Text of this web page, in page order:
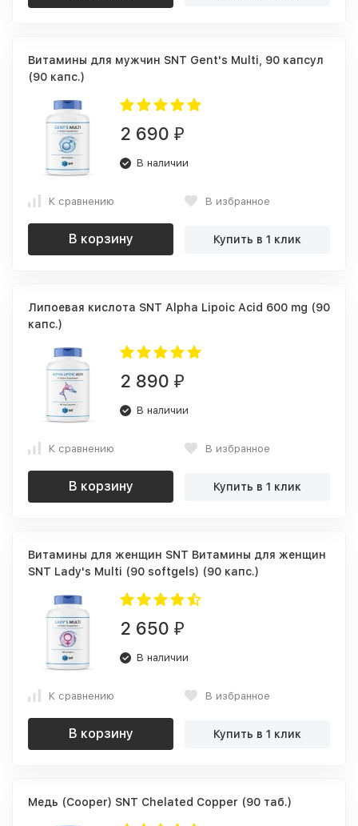
Витамины для мужчин SNT Gent's Multi, 90 капсул
(90 капс.)
2 690 ₽
В наличии
К сравнению В избранное
В корзину Купить в 1 клик
Липоевая кислота SNT Alpha Lipoic Acid 600 mg (90
капс.)
2 890 ₽
В наличии
К сравнению В избранное
В корзину Купить в 1 клик
Витамины для женщин SNT Витамины для женщин
SNT Lady's Multi (90 softgels) (90 капс.)
2 650 ₽
В наличии
К сравнению В избранное
В корзину Купить в 1 клик
Медь (Cooper) SNT Chelated Copper (90 таб.)